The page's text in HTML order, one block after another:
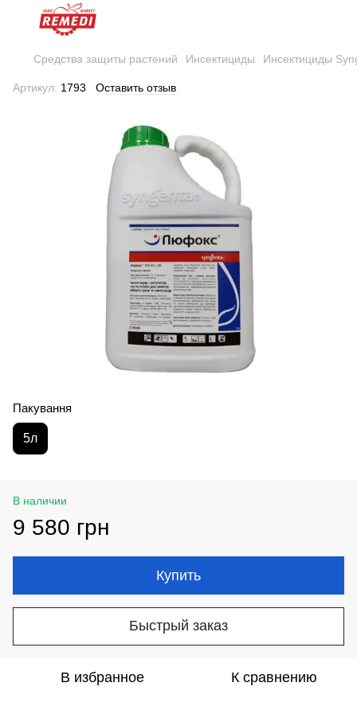
Средства защиты растений Инсектициды Инсектициды
Артикул: 1793 Оставить отзыв
Пакування
5л
В наличии
9 580 грн
Купить
Быстрый заказ
В избранное К сравнению